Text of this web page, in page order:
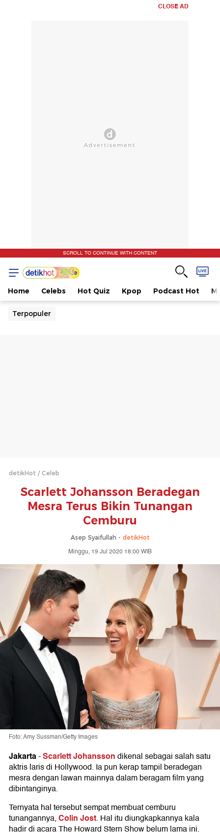
CLOSE AD
SCROLL TO CONTINUE WITH CONTENT
Home Celebs Hot Quiz Kpop Podcast Hot
Terpopuler
detikHot Celeb
Scarlett Johansson Beradegan
Mesra Terus Bikin Tunangan
Cemburu
Asep Syaifullah - detikHot
Minggu, 19 Jul 2020 18:00 WIB
Foto: Amy Sussman/Getty Images
Jakarta-Scarlett Johanssondikenal sebagai salah satu
aktris laris di Hollywood. Ia pun kerap tampil beradegan
mesra dengan lawan mainnya dalam beragam film yang
dibintanginya.
Ternyata hal tersebut sempat membuat cemburu
tunangannya,Colin Jost. Hal itu diungkapkannya kala
hadir di acara The Howard Stern Show belum lama ini.